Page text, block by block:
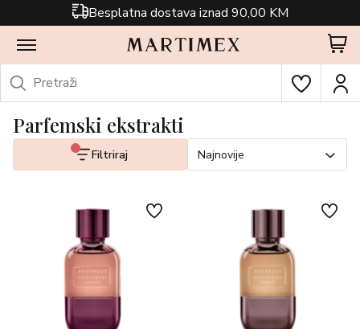
Besplatna dostava iznad 90,00 KM
Parfemski ekstrakti
Filtriraj Najnovije